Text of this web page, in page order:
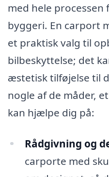
med hele
byggeri. En carport
et praktisk valg til
bilbeskyttelse; det
æstetisk tilføjelse til
nogle af de måder,
kan hjælpe dig på:
Rådgivning og
carporte med